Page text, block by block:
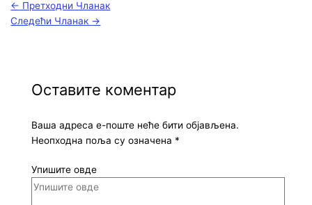
← Претходни Чланак
Следећи Чланак →
Оставите коментар
Ваша адреса е-поште неће бити објављена.
Неопходна поља су означена *
Упишите овде